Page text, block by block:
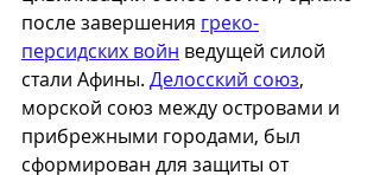
после завершения греко-
персидских войн ведущей силой
стали Афины. Делосский союз,
морской союз между островами и
прибрежными городами, был
сформирован для защиты от